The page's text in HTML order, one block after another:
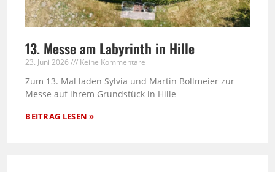
13. Messe am Labyrinth in Hille
23. Juni 2026 Keine Kommentare
Zum 13. Mal laden Sylvia und Martin Bollmeier zur
Messe auf ihrem Grundstück in Hille
BEITRAG LESEN »